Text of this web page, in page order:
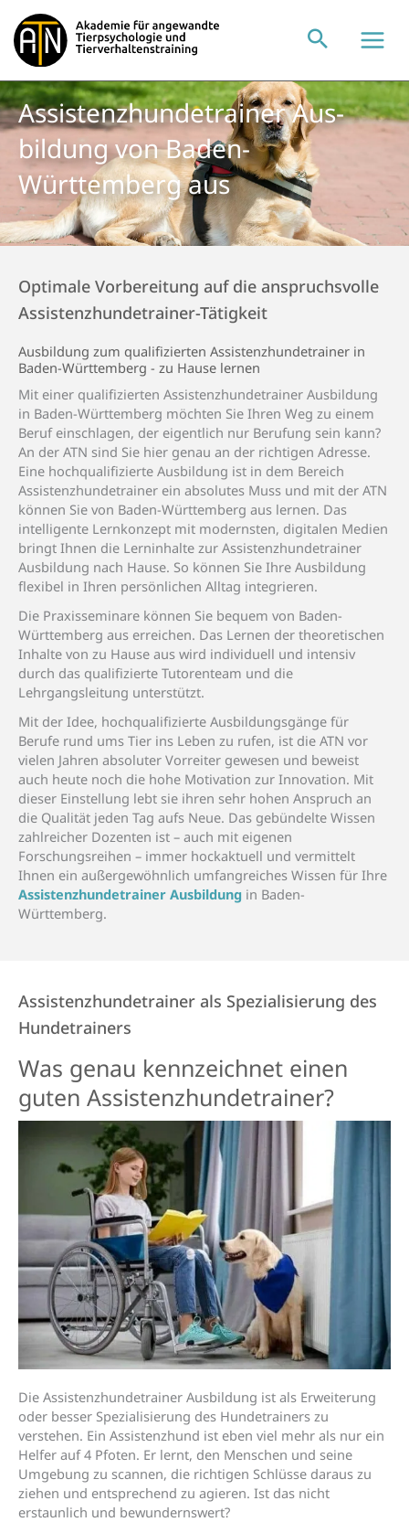
Inhalt
springen
Assistenz­hunde­trainer Aus­
bildung von Baden-
Württemberg aus
Optimale Vorbereitung auf die anspruchsvolle
Assistenzhundetrainer-Tätigkeit
Aus­bildung zum qualifi­zierten Assistenz­­hunde­­trainer in
Baden-Württemberg - zu Hause lernen
Mit einer qualifizierten Assistenzhundetrainer Ausbildung
in Baden-Württemberg möchten Sie Ihren Weg zu einem
Beruf einschlagen, der eigentlich nur Berufung sein kann?
An der ATN sind Sie hier genau an der richtigen Adresse.
Eine hochqualifizierte Ausbildung ist in dem Bereich
Assistenzhundetrainer ein absolutes Muss und mit der ATN
können Sie von Baden-Württemberg aus lernen. Das
intelligente Lernkonzept mit modernsten, digitalen Medien
bringt Ihnen die Lerninhalte zur Assistenzhundetrainer
Ausbildung nach Hause. So können Sie Ihre Ausbildung
flexibel in Ihren persönlichen Alltag integrieren.
Die Praxisseminare können Sie bequem von Baden-
Württemberg aus erreichen. Das Lernen der theoretischen
Inhalte von zu Hause aus wird individuell und intensiv
durch das qualifizierte Tutorenteam und die
Lehrgangsleitung unterstützt.
Mit der Idee, hochqualifizierte Ausbildungsgänge für
Berufe rund ums Tier ins Leben zu rufen, ist die ATN vor
vielen Jahren absoluter Vorreiter gewesen und beweist
auch heute noch die hohe Motivation zur Innovation. Mit
dieser Einstellung lebt sie ihren sehr hohen Anspruch an
die Qualität jeden Tag aufs Neue. Das gebündelte Wissen
zahlreicher Dozenten ist – auch mit eigenen
Forschungsreihen – immer hockaktuell und vermittelt
Ihnen ein außergewöhnlich umfangreiches Wissen für Ihre
Assistenzhundetrainer Ausbildung in Baden-
Württemberg.
Assistenzhundetrainer als Spezialisierung des
Hundetrainers
Was genau kenn­zeichnet einen
guten Assistenz­­hunde­­trainer?
Die Assistenzhundetrainer Ausbildung ist als Erweiterung
oder besser Spezialisierung des Hundetrainers zu
verstehen. Ein Assistenzhund ist eben viel mehr als nur ein
Helfer auf 4 Pfoten. Er lernt, den Menschen und seine
Umgebung zu scannen, die richtigen Schlüsse daraus zu
ziehen und entsprechend zu agieren. Ist das nicht
erstaunlich und bewundernswert?